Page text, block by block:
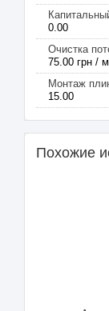
0.00
Очистка
75.00 грн /
Монтаж
15.00
Похожие